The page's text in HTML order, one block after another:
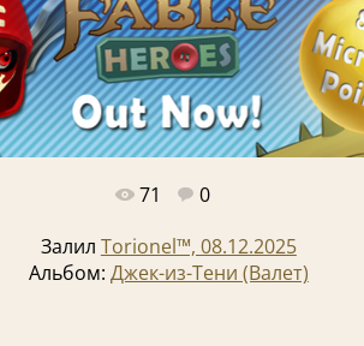
Полный размер -980x310
71
0
Залил Torionel™, 08.12.2025
Альбом: Джек-из-Тени (Валет)